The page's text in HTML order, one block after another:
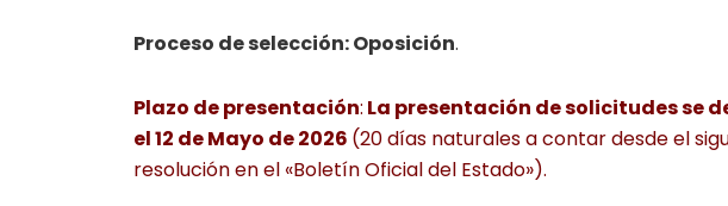
Proceso de selección: Oposición.
Plazo de presentación: La presentación de solicitudes se
el 12 de Mayo de 2026 (20 días naturales a contar desde el
resolución en el «Boletín Oficial del Estado»).